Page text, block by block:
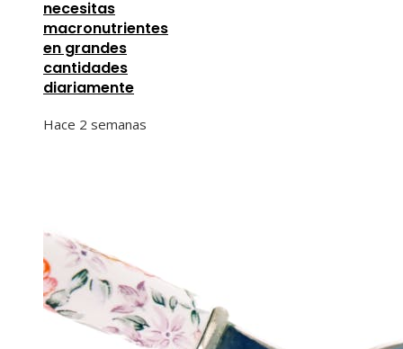
necesitas
macronutrientes
en grandes
cantidades
diariamente
Hace 2 semanas